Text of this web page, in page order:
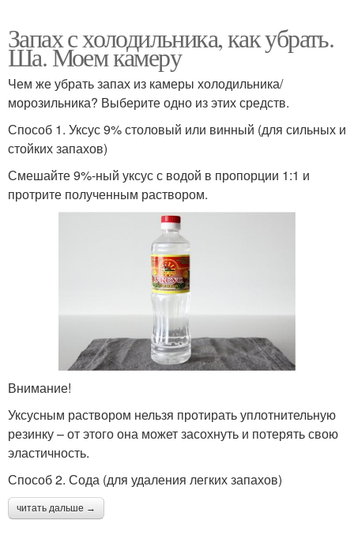
Запах с холодильника, как убрать.
Ша. Моем камеру
Чем же убрать запах из камеры холодильника/
морозильника? Выберите одно из этих средств.
Способ 1. Уксус 9% столовый или винный (для сильных и
стойких запахов)
Смешайте 9%-ный уксус с водой в пропорции 1:1 и
протрите полученным раствором.
Внимание!
Уксусным раствором нельзя протирать уплотнительную
резинку – от этого она может засохнуть и потерять свою
эластичность.
Способ 2. Сода (для удаления легких запахов)
читать дальше →